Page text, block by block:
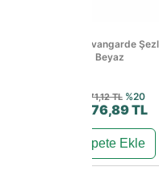
Papatya Avangarde
Beyaz
3.471,12 TL %20
2.776,89 TL
Sepete Ekle